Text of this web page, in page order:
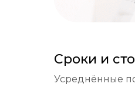
Сроки и
Усреднённые